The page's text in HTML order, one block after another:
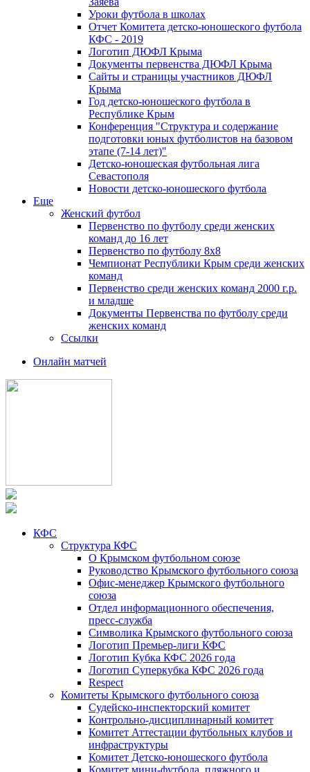
Уроки футбола в школах
Отчет Комитета детско-юношеского футбола
КФС - 2019
Логотип ДЮФЛ Крыма
Документы первенства ДЮФЛ Крыма
Сайты и страницы участников ДЮФЛ
Крыма
Год детско-юношеского футбола в
Республике Крым
Конференция "Структура и содержание
подготовки юных футболистов на базовом
этапе (7-14 лет)"
Детско-юношеская футбольная лига
Севастополя
Новости детско-юношеского футбола
Еще
Женский футбол
Первенство по футболу среди женских
команд до 16 лет
Первенство по футболу 8х8
Чемпионат Республики Крым среди женских
команд
Первенство среди женских команд 2000 г.р.
и младше
Документы Первенства по футболу среди
женских команд
Ссылки
Онлайн матчей
КФС
Структура КФС
О Крымском футбольном союзе
Руководство Крымского футбольного союза
Офис-менеджер Крымского футбольного
союза
Отдел информационного обеспечения,
пресс-служба
Символика Крымского футбольного союза
Логотип Премьер-лиги КФС
Логотип Кубка КФС 2026 года
Логотип Суперкубка КФС 2026 года
Respect
Комитеты Крымского футбольного союза
Судейско-инспекторский комитет
Контрольно-дисциплинарный комитет
Комитет Аттестации футбольных клубов и
инфраструктуры
Комитет Детско-юношеского футбола
Комитет мини-футбола, пляжного и